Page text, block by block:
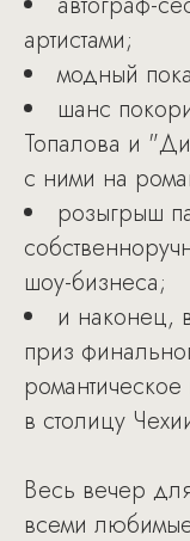
артистами;
модный
шанс
Топалова и
с ними на
розыгрыш
шоу-бизнеса;
и наконец,
приз
в столицу
Весь вечер
всеми